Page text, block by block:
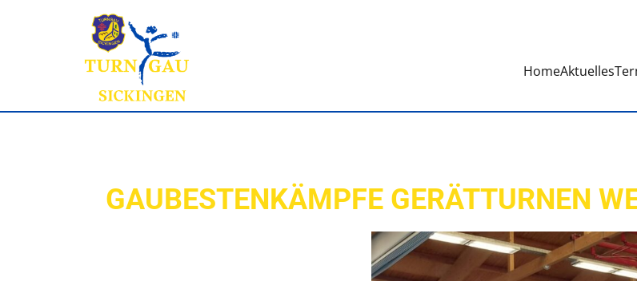
HomeAktuelles
GAUBESTENKÄMPFE GERÄTTURNEN